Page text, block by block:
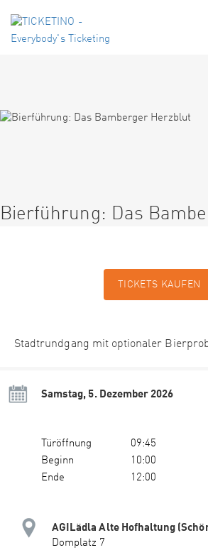
Bierführung: Das
TICKETS KAUFEN
Stadtrundgang mit optionaler
Samstag, 5. Dezember 2026
Türöffnung
09:45
Beginn
10:00
Ende
12:00
AGILädla Alte Hofhaltung
Domplatz 7